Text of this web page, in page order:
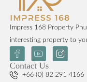
Impress 168 Property
interesting property to
Contact Us
+66 (0) 82 291 4166